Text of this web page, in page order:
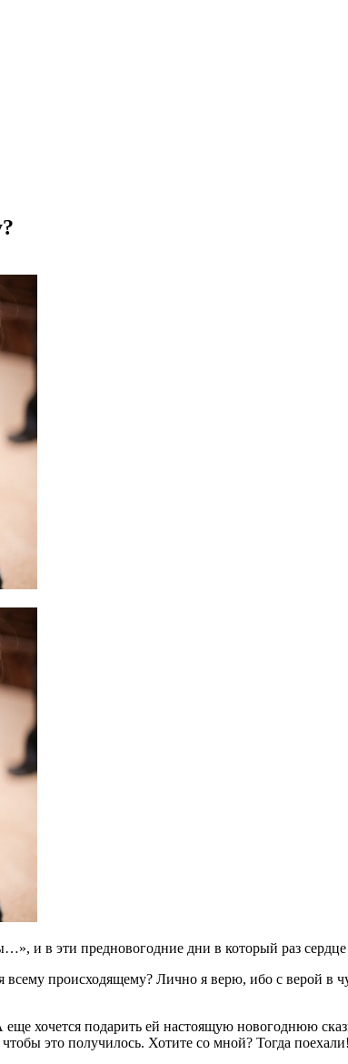
и в эти предновогодние дни в который раз
происходящему? Лично я верю, ибо с верой в
еще хочется подарить ей настоящую новогоднюю
это получилось. Хотите со мной? Тогда поехали!